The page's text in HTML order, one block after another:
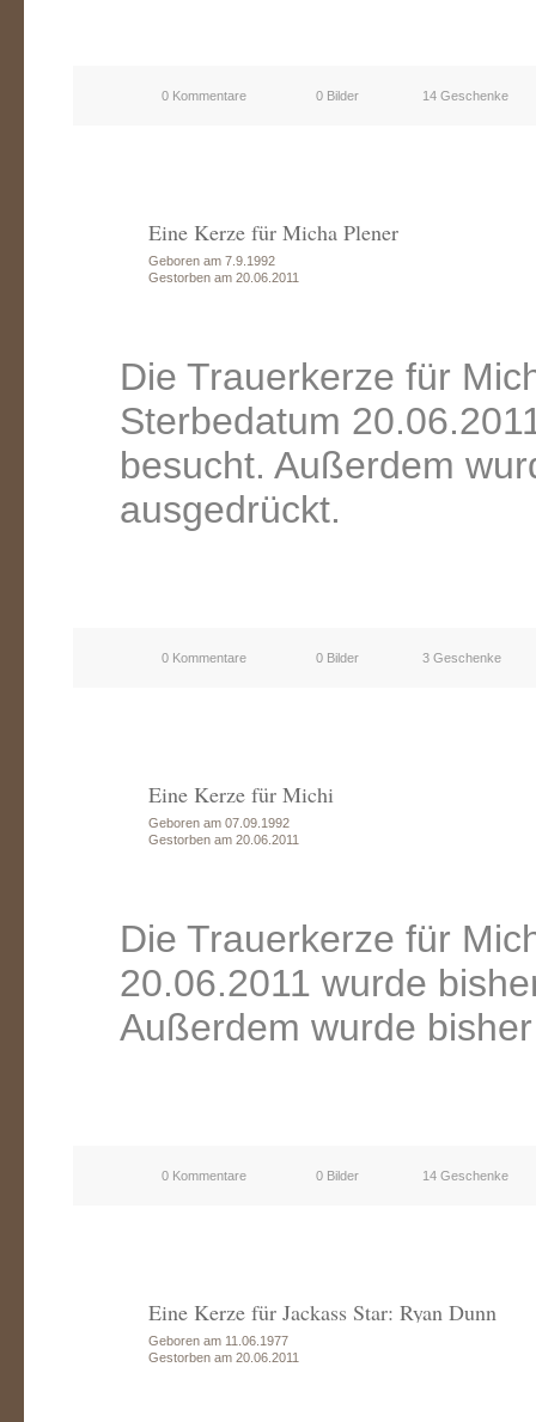
0 Kommentare 0 Bilder 14 Geschenke
Eine Kerze für Micha Plener
Geboren am 7.9.1992
Gestorben am 20.06.2011
Die Trauerkerze für
Sterbedatum
besucht. Außerdem
ausgedrückt.
0 Kommentare 0 Bilder 3 Geschenke
Eine Kerze für Michi
Geboren am 07.09.1992
Gestorben am 20.06.2011
Die Trauerkerze für
20.06.2011 wurde
Außerdem wurde
0 Kommentare 0 Bilder 14 Geschenke
Eine Kerze für Jackass Star: Ryan Dunn
Geboren am 11.06.1977
Gestorben am 20.06.2011